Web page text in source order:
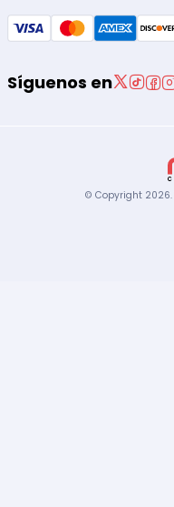
Síguenos en
© Copyright 2026.